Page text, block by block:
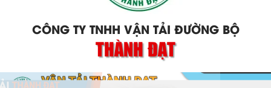
CÔNG TY TNHH VẬN TẢI ĐƯỜNG BỘ
THÀNH ĐẠT